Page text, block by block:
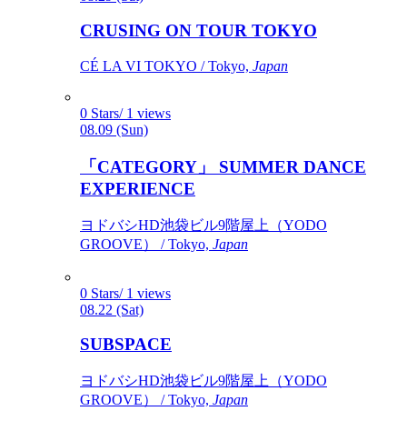
CRUSING ON TOUR TOKYO
CÉ LA VI TOKYO / Tokyo, Japan
0 Stars/ 1 views
08.09 (Sun)
「CATEGORY」 SUMMER DANCE
EXPERIENCE
ヨドバシHD池袋ビル9階屋上（YODO
GROOVE） / Tokyo, Japan
0 Stars/ 1 views
08.22 (Sat)
SUBSPACE
ヨドバシHD池袋ビル9階屋上（YODO
GROOVE） / Tokyo, Japan